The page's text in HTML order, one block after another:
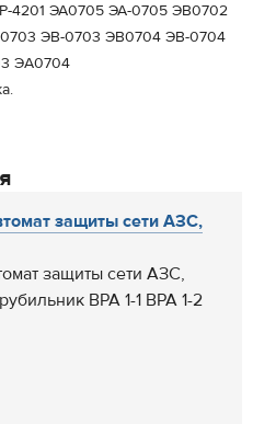
4201 ЭА0705 ЭА-0705 ЭB0702
ЭВ-0703 ЭB0704 ЭВ-0704
ЭA0704
защиты сети АЗС,
защиты сети АЗС,
ВРА 1-1 ВРА 1-2